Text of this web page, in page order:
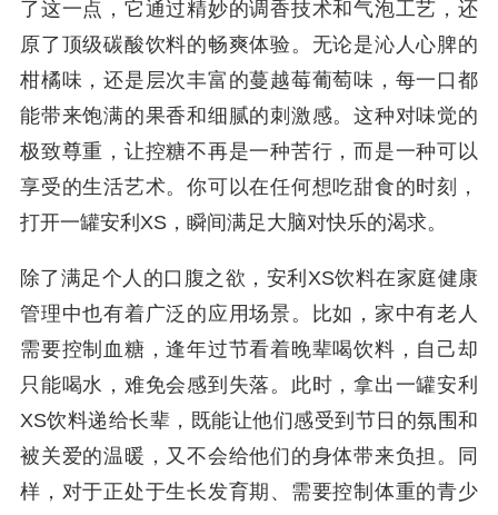
了这一点，它通过精妙的调香技术和气泡工艺，还
原了顶级碳酸饮料的畅爽体验。无论是沁人心脾的
柑橘味，还是层次丰富的蔓越莓葡萄味，每一口都
能带来饱满的果香和细腻的刺激感。这种对味觉的
极致尊重，让控糖不再是一种苦行，而是一种可以
享受的生活艺术。你可以在任何想吃甜食的时刻，
打开一罐安利XS，瞬间满足大脑对快乐的渴求。
除了满足个人的口腹之欲，安利XS饮料在家庭健康
管理中也有着广泛的应用场景。比如，家中有老人
需要控制血糖，逢年过节看着晚辈喝饮料，自己却
只能喝水，难免会感到失落。此时，拿出一罐安利
XS饮料递给长辈，既能让他们感受到节日的氛围和
被关爱的温暖，又不会给他们的身体带来负担。同
样，对于正处于生长发育期、需要控制体重的青少